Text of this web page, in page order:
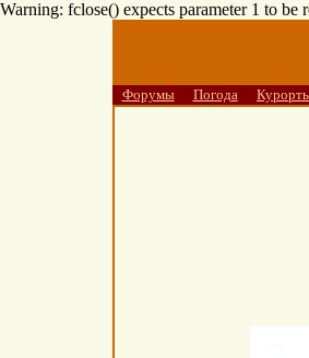
Warning: fclose() expects parameter 1 to
Форумы Погода